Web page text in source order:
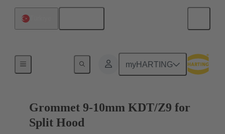
myHARTING
Grommet 9-10mm KDT/Z9 for
Split Hood